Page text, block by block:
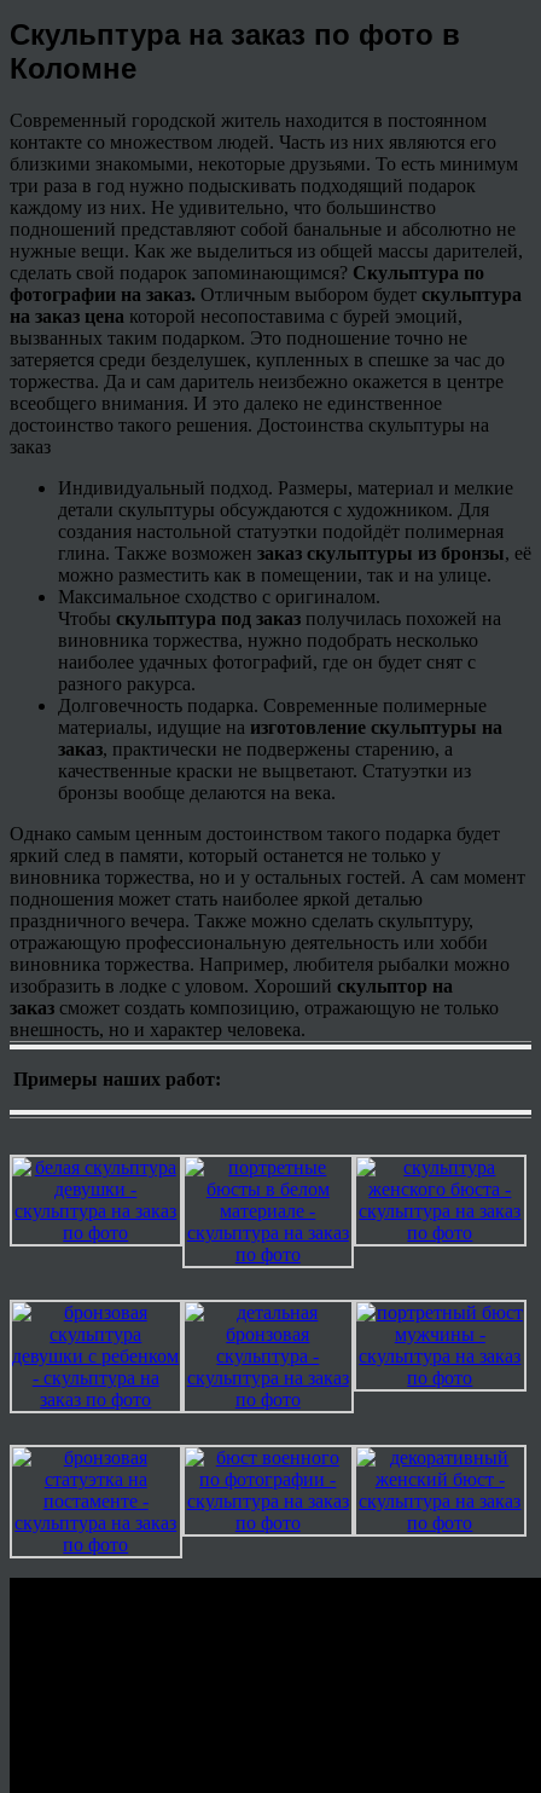
Скульптура на заказ по фото в
Коломне
Современный городской житель находится в постоянном
контакте со множеством людей. Часть из них являются его
близкими знакомыми, некоторые друзьями. То есть минимум
три раза в год нужно подыскивать подходящий подарок
каждому из них. Не удивительно, что большинство
подношений представляют собой банальные и абсолютно не
нужные вещи. Как же выделиться из общей массы дарителей,
сделать свой подарок запоминающимся? Скульптура по
фотографии на заказ. Отличным выбором будет скульптура
на заказ цена которой несопоставима с бурей эмоций,
вызванных таким подарком. Это подношение точно не
затеряется среди безделушек, купленных в спешке за час до
торжества. Да и сам даритель неизбежно окажется в центре
всеобщего внимания. И это далеко не единственное
достоинство такого решения. Достоинства скульптуры на
заказ
Индивидуальный подход. Размеры, материал и мелкие
детали скульптуры обсуждаются с художником. Для
создания настольной статуэтки подойдёт полимерная
глина. Также возможен заказ скульптуры из бронзы, её
можно разместить как в помещении, так и на улице.
Максимальное сходство с оригиналом.
Чтобы скульптура под заказ получилась похожей на
виновника торжества, нужно подобрать несколько
наиболее удачных фотографий, где он будет снят с
разного ракурса.
Долговечность подарка. Современные полимерные
материалы, идущие на изготовление скульптуры на
заказ, практически не подвержены старению, а
качественные краски не выцветают. Статуэтки из
бронзы вообще делаются на века.
Однако самым ценным достоинством такого подарка будет
яркий след в памяти, который останется не только у
виновника торжества, но и у остальных гостей. А сам момент
подношения может стать наиболее яркой деталью
праздничного вечера. Также можно сделать скульптуру,
отражающую профессиональную деятельность или хобби
виновника торжества. Например, любителя рыбалки можно
изобразить в лодке с уловом. Хороший скульптор на
заказ сможет создать композицию, отражающую не только
внешность, но и характер человека.
Примеры наших работ: